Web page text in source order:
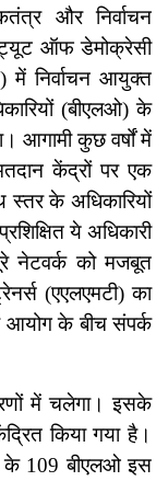
और निर्वाचन
ऑफ डेमोक्रेसी
निर्वाचन आयुक्त
(बीएलओ) के
आगामी कुछ वर्षों में
केंद्रों पर एक
के अधिकारियों
ये अधिकारी
नेटवर्क को मजबूत
(एएलएमटी) का
के बीच संपर्क
में चलेगा। इसके
किया गया है।
के 109 बीएलओ इस